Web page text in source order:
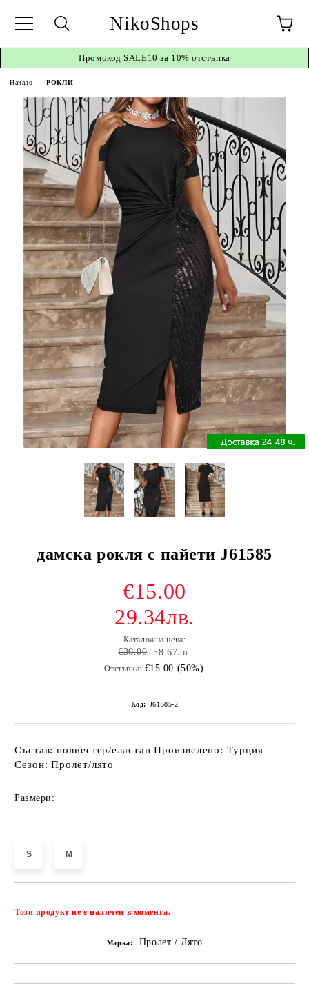
NikoShops
ПромокодSALE10 за 10% отстъпка
Начало РОКЛИ
дамска рокля с пайети J61585
€15.00
29.34лв.
Каталожна цена:
€30.00 58.67лв.
Отстъпка: €15.00 (50%)
Код: J61585-2
Състав: полиестер/еластан Произведено: Турция
Сезон: Пролет/лято
Размери:
S M
Този продукт не е наличен в момента.
Марка: Пролет / Лято